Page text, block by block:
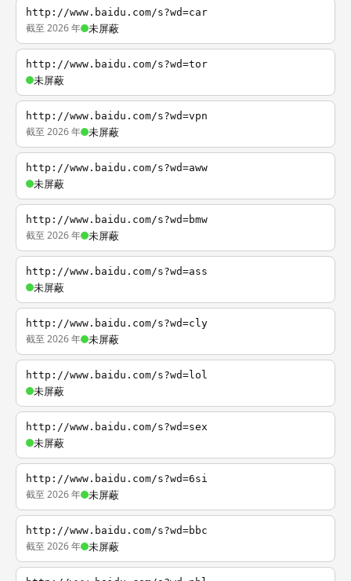
http://www.baidu.com/s?wd=car
截至 2026 年 未屏蔽
http://www.baidu.com/s?wd=tor
未屏蔽
http://www.baidu.com/s?wd=vpn
截至 2026 年 未屏蔽
http://www.baidu.com/s?wd=aww
未屏蔽
http://www.baidu.com/s?wd=bmw
截至 2026 年 未屏蔽
http://www.baidu.com/s?wd=ass
未屏蔽
http://www.baidu.com/s?wd=cly
截至 2026 年 未屏蔽
http://www.baidu.com/s?wd=lol
未屏蔽
http://www.baidu.com/s?wd=sex
未屏蔽
http://www.baidu.com/s?wd=6si
截至 2026 年 未屏蔽
http://www.baidu.com/s?wd=bbc
截至 2026 年 未屏蔽